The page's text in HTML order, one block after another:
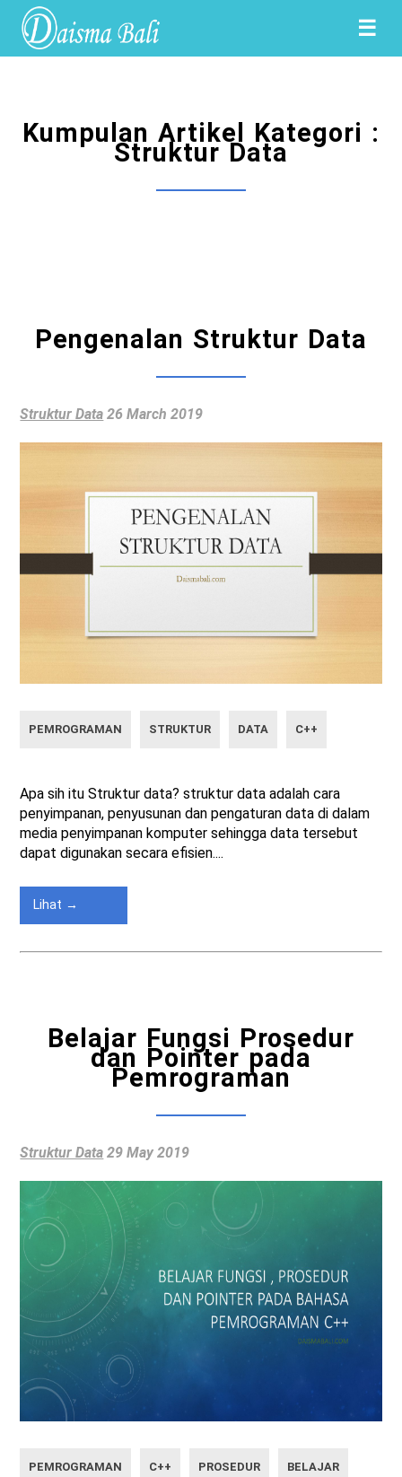
☰
Kumpulan Artikel Kategori :
Struktur Data
Pengenalan Struktur Data
Struktur Data 26 March 2019
PEMROGRAMAN STRUKTUR DATA C++
Apa sih itu Struktur data? struktur data adalah cara
penyimpanan, penyusunan dan pengaturan data di dalam
media penyimpanan komputer sehingga data tersebut
dapat digunakan secara efisien....
Lihat →
Belajar Fungsi Prosedur
dan Pointer pada
Pemrograman
Struktur Data 29 May 2019
PEMROGRAMAN C++ PROSEDUR BELAJAR